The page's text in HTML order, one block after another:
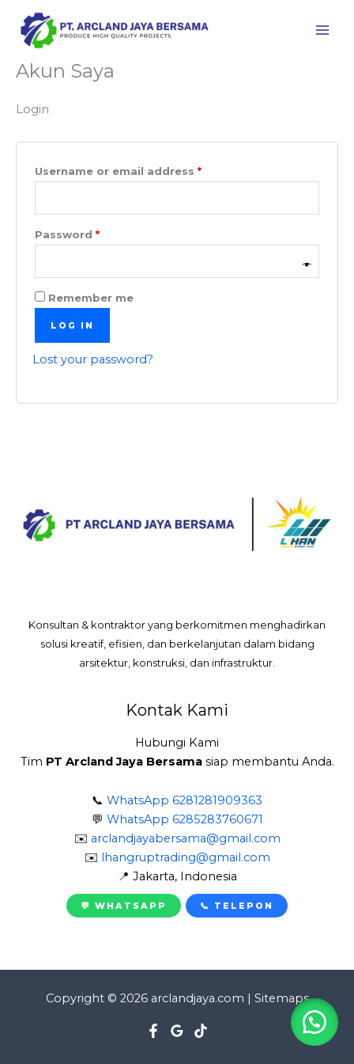
content
Akun Saya
Login
Username or email address *
Password *
Remember me
LOG IN
Lost your password?
Konsultan & kontraktor yang berkomitmen menghadirkan
solusi kreatif, efisien, dan berkelanjutan dalam bidang
arsitektur, konstruksi, dan infrastruktur.
Kontak Kami
Hubungi Kami
Tim PT Arcland Jaya Bersamasiap membantu Anda.
📞 WhatsApp 6281281909363
💬 WhatsApp 6285283760671
✉️ arclandjayabersama@gmail.com
✉️
lhangruptrading@gmail.com
📍 Jakarta, Indonesia
💬 WHATSAPP 📞 TELEPON
Copyright © 2026 arclandjaya.com | Sitemaps